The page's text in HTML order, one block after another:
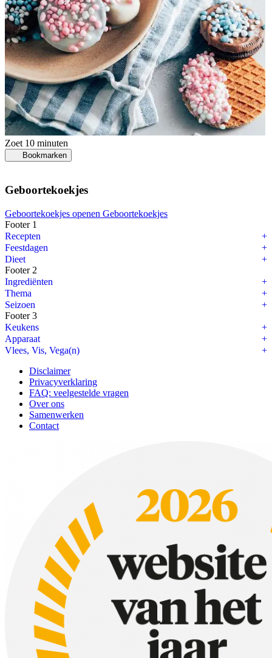
Zoet 10 minuten
Bookmarken
Geboortekoekjes
Geboortekoekjes openen Geboortekoekjes
Footer 1
Recepten
Feestdagen
Dieet
Footer 2
Ingrediënten
Thema
Seizoen
Footer 3
Keukens
Apparaat
Vlees, Vis, Vega(n)
Disclaimer
Privacyverklaring
FAQ: veelgestelde vragen
Over ons
Samenwerken
Contact